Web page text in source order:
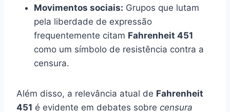
Movimentos sociais: Grupos que lutam
pela liberdade de expressão
frequentemente citam Fahrenheit 451
como um símbolo de resistência contra a
censura.
Além disso, a relevância atual de Fahrenheit
451 é evidente em debates sobre censura